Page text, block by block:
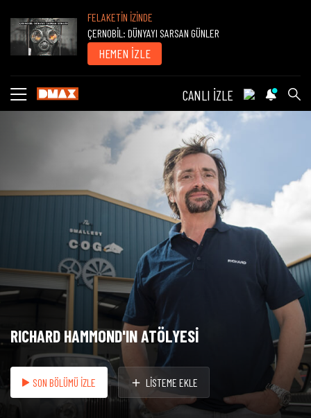
FELAKETİN İZİNDE
ÇERNOBİL: DÜNYAYI SARSAN GÜNLER
HEMEN İZLE
CANLI İZLE
RICHARD HAMMOND'IN ATÖLYESİ
SON BÖLÜMÜ İZLE LİSTEME EKLE